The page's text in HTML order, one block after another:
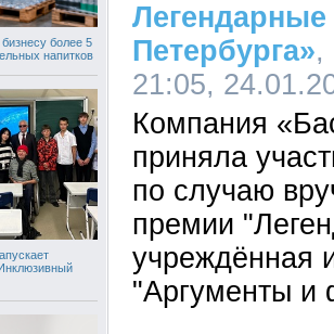
более 5
напитков
Легендарные
Петербурга»,
21:05,
Компания
приняла
по случаю
премии
учреждённая
"Аргументы и